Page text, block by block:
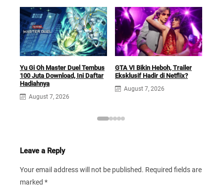
Yu Gi Oh Master Duel Tembus
100 Juta Download, Ini Daftar
Hadiahnya
August 7, 2026
GTA VI Bikin Heboh, Trailer
Eksklusif Hadir di Netflix?
August 7, 2026
Leave a Reply
Your email address will not be published. Required fields are
marked *